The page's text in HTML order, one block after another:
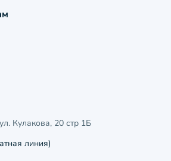
Кулакова, 20 стр 1Б
линия)